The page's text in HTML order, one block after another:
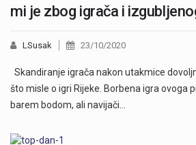
mi je zbog igrača i
LSusak 23/10/2020
Skandiranje igrača nakon utakmice
što misle o igri Rijeke. Borbena igra ovoga
barem bodom, ali navijači…